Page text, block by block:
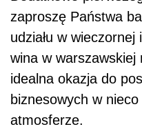
zaproszę Państwa
udziału w
wina w
idealna okazja do
biznesowych w
atmosferze.